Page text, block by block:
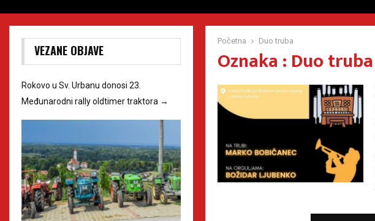
Početna Duo truba
Oznaka : Duo truba
VEZANE OBJAVE
Rokovo u Sv. Urbanu donosi 23.
Međunarodni rally oldtimer traktora →